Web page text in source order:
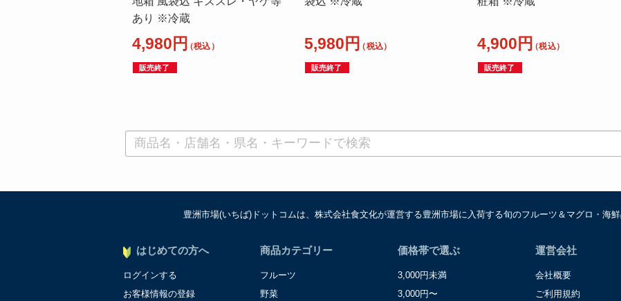
あり ※冷蔵
4,980円（税込）
販売終了
5,980円 （税込）
販売終了
4,900円 （税込）
販売終了
豊洲市場(いちば)ドットコムは、株式会社食文化が運営する豊洲市場に入荷する旬のフルーツ＆マグロ・海
はじめての方へ
ログインする
お客様情報の登録
商品カテゴリー
フルーツ
野菜
価格帯で選ぶ
3,000円未満
3,000円〜
運営会社
会社概要
ご利用規約